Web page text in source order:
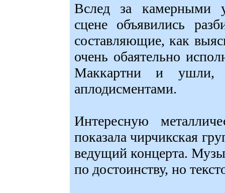
Вслед за камерными
сцене объявились
составляющие, как
очень обаятельно
Маккартни и ушли,
аплодисментами.
Интересную
показала чирчикская
ведущий концерта.
по достоинству, но